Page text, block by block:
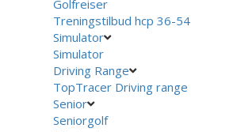
Golfreiser
Treningstilbud hcp 36-54
Simulator
Simulator
Driving Range
TopTracer Driving range
Senior
Seniorgolf